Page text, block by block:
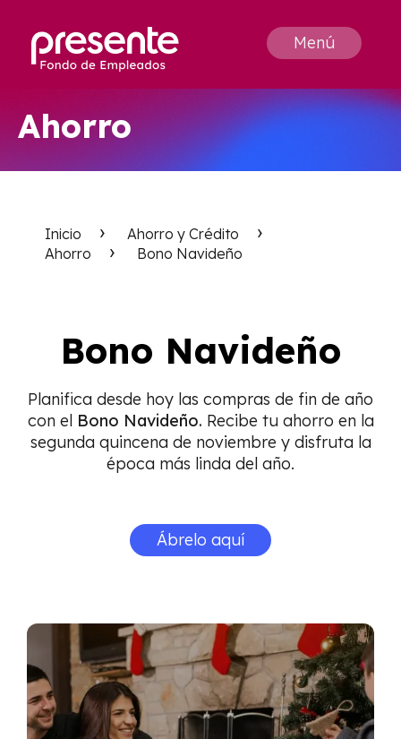
Menú
Ahorro
Inicio
Ahorro y Crédito
Ahorro
Bono Navideño
Bono Navideño
Planifica desde hoy las compras de fin de año
con el Bono Navideño. Recibe tu ahorro en la
segunda quincena de noviembre y disfruta la
época más linda del año.
Ábrelo aquí